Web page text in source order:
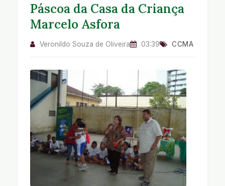
Páscoa da Casa da Criança
Marcelo Asfora
Veronildo Souza de Oliveira 03:39 CCMA